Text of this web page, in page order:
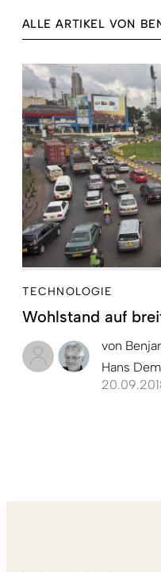
ALLE ARTIKEL VON
TECHNOLOGIE
Wohlstand auf
von
Hans